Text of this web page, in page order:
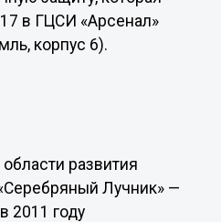
в ГЦСИ «Арсенал»
корпус 6).
развития
Лучник» —
2011 году